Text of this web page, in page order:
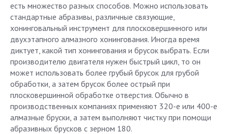
есть множество разных способов. Можно использовать
стандартные абразивы, различные связующие,
хонинговальный инструмент для плосковершинного или
двухэтапного алмазного хонингования. Иногда время
диктует, какой тип хонингования и брусок выбрать. Если
производителю двигателя нужен быстрый цикл, то он
может использовать более грубый брусок для грубой
обработки, а затем брусок более острый при
плосковершинной обработке отверстия. Обычно в
производственных компаниях применяют 320-е или 400-е
алмазные бруски, а затем выполняют чистку при помощи
абразивных брусков с зерном 180.